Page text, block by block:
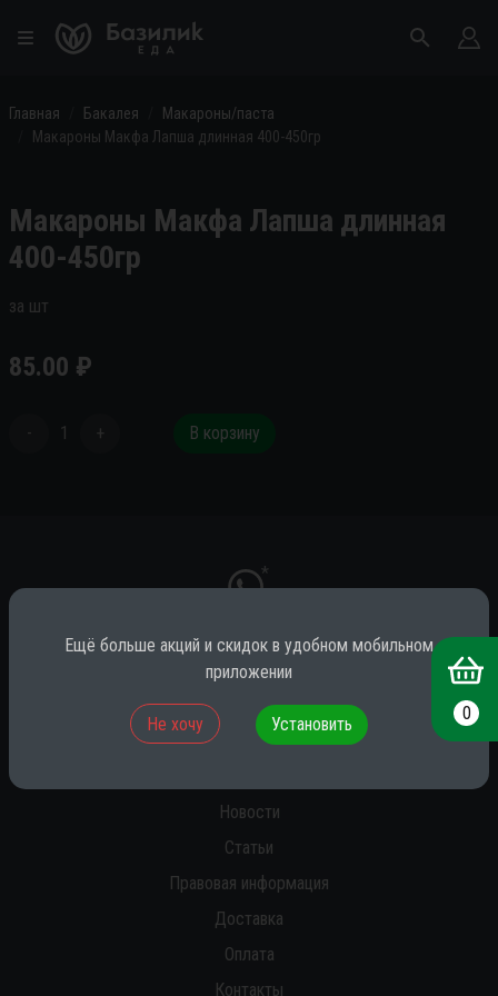
Главная Бакалея
Макароны/паста
Макароны Макфа Лапша длинная 400-450гр
Макароны Макфа Лапша длинная
400-450гр
за шт
85.00 ₽
- 1 + В корзину
*
* принадлежит компании Meta (признана экстремистской на территории
Новости
Статьи
Правовая информация
Доставка
Оплата
Контакты
0
Ещё больше акций и скидок в удобном мобильном
приложении
Не хочу Установить